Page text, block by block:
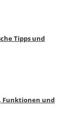
Tipps und
Funktionen und